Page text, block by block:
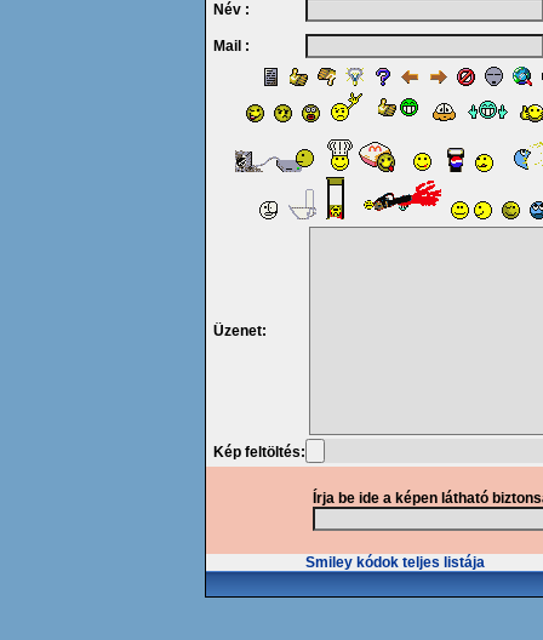
Név :
Mail :
Üzenet:
Kép feltöltés:
Írja be ide a képen látható
Smiley kódok teljes listája